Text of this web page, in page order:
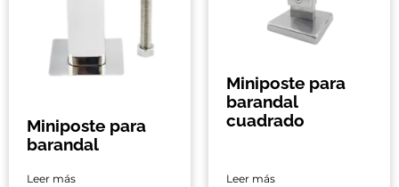
Miniposte para
barandal
Leer más
Miniposte para
barandal
cuadrado
Leer más